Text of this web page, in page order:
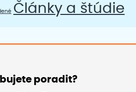
Články a štúdie
poradit?